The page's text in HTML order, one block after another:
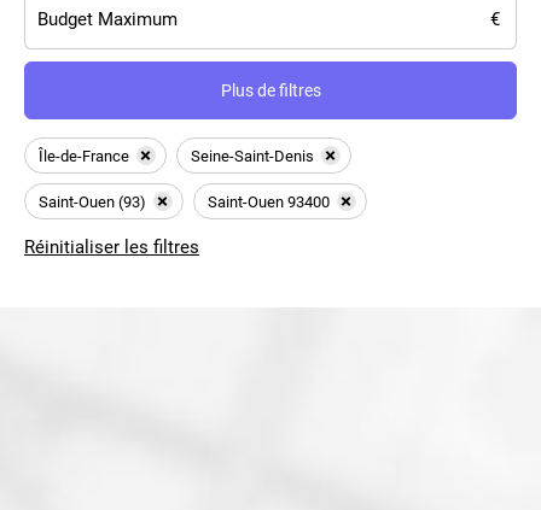
Plus de filtres
Île-de-France Seine-Saint-Denis
Saint-Ouen (93) Saint-Ouen 93400
Réinitialiser les filtres